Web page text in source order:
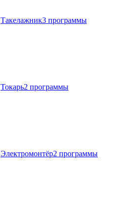
Такелажник3 программы
Токарь2 программы
Электромонтёр2 программы